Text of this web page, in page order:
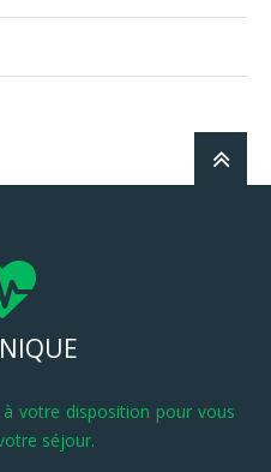
votre disposition pour vous
séjour.